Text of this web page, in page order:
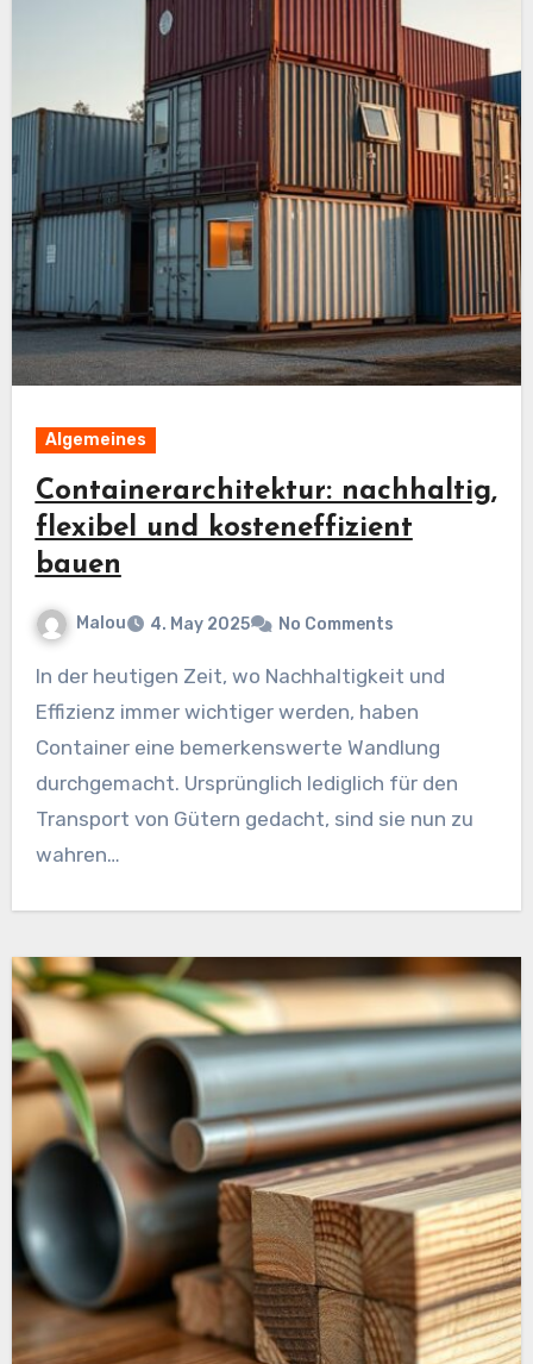
Algemeines
Containerarchitektur: nachhaltig,
flexibel und kosteneffizient
bauen
Malou 4. May 2025 No Comments
In der heutigen Zeit, wo Nachhaltigkeit und
Effizienz immer wichtiger werden, haben
Container eine bemerkenswerte Wandlung
durchgemacht. Ursprünglich lediglich für den
Transport von Gütern gedacht, sind sie nun zu
wahren…